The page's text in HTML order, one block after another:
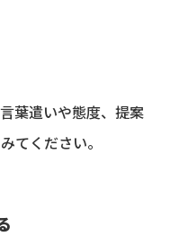
葉遣いや態度、提案
てください。